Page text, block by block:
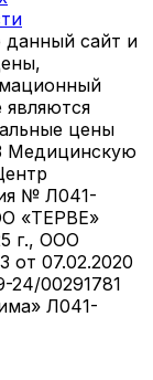
сайт и
являются
цены
Медицинскую
№ Л041-
«ТЕРВЕ»
г., ООО
от 07.02.2020
24/00291781
Л041-